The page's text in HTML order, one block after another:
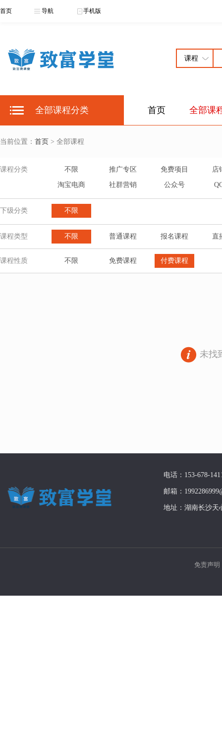
首页 导航 手机版
全部课程分类 首页 全部课
当前位置： 首页 > 全部课程
课程分类 不限 推广专区 免费项目 店
淘宝电商 社群营销 公众号
下级分类 不限
课程类型 不限 普通课程 报名课程 直
课程性质 不限 免费课程 付费课程
未找
电话：153-678-
邮箱：
地址：湖南长沙天
免责声明